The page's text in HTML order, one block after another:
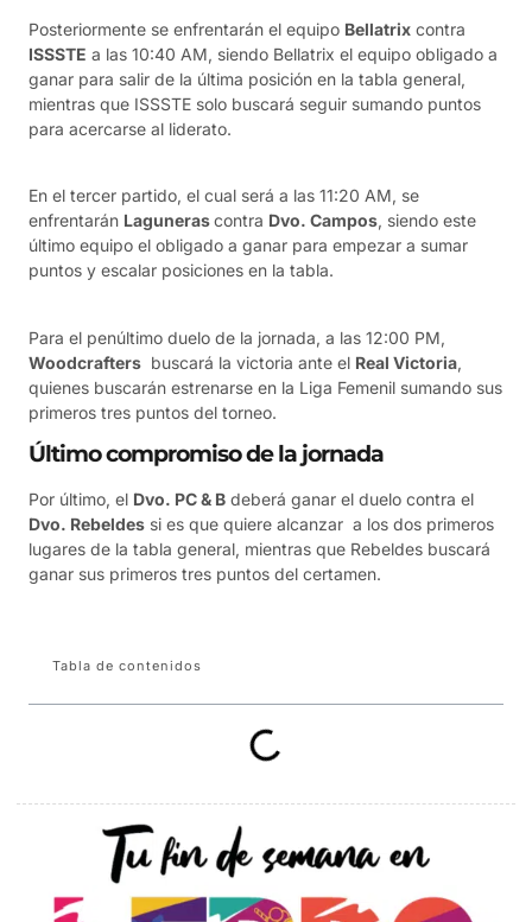
Posteriormente se enfrentarán el equipo Bellatrix contra
ISSSTE a las 10:40 AM, siendo Bellatrix el equipo obligado a
ganar para salir de la última posición en la tabla general,
mientras que ISSSTE solo buscará seguir sumando puntos
para acercarse al liderato.
En el tercer partido, el cual será a las 11:20 AM, se
enfrentarán Lagunerascontra Dvo. Campos, siendo este
último equipo el obligado a ganar para empezar a sumar
puntos y escalar posiciones en la tabla.
Para el penúltimo duelo de la jornada, a las 12:00 PM,
Woodcrafters buscará la victoria ante el Real Victoria,
quienes buscarán estrenarse en la Liga Femenil sumando sus
primeros tres puntos del torneo.
Último compromiso de la jornada
Por último, el Dvo. PC & B deberá ganar el duelo contra el
Dvo. Rebeldes si es que quiere alcanzar a los dos primeros
lugares de la tabla general, mientras que Rebeldes buscará
ganar sus primeros tres puntos del certamen.
Tabla de contenidos